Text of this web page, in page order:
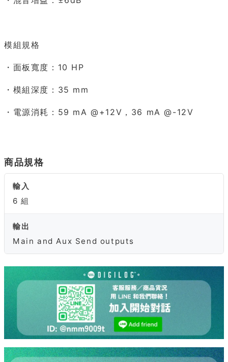
模組規格
・面板寬度：10 HP
・模組深度：35 mm
・電源消耗：59 mA @+12V，36 mA @-12V
商品規格
輸入
6 組
輸出
Main and Aux Send outputs